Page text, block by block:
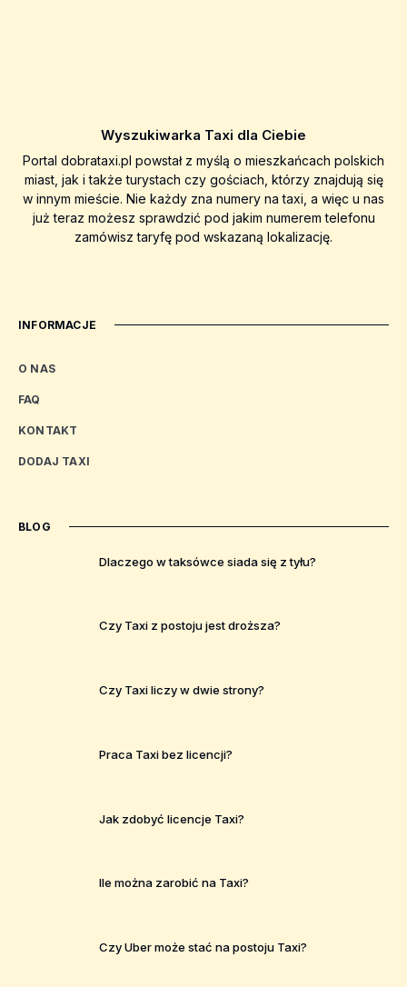
Wyszukiwarka Taxi dla Ciebie
Portal dobrataxi.pl powstał z myślą o mieszkańcach polskich
miast, jak i także turystach czy gościach, którzy znajdują się
w innym mieście. Nie każdy zna numery na taxi, a więc u nas
już teraz możesz sprawdzić pod jakim numerem telefonu
zamówisz taryfę pod wskazaną lokalizację.
INFORMACJE
O NAS
FAQ
KONTAKT
DODAJ TAXI
BLOG
Dlaczego w taksówce siada się z tyłu?
Czy Taxi z postoju jest droższa?
Czy Taxi liczy w dwie strony?
Praca Taxi bez licencji?
Jak zdobyć licencje Taxi?
Ile można zarobić na Taxi?
Czy Uber może stać na postoju Taxi?